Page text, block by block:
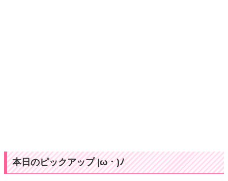
本日のピックアップ |ω・)ﾉ